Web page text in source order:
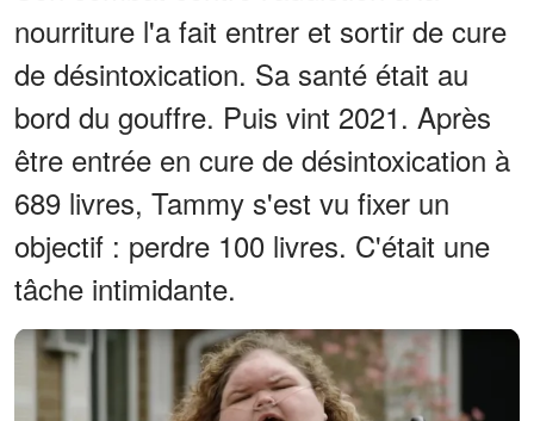
nourriture l'a fait entrer et sortir de cure
de désintoxication. Sa santé était au
bord du gouffre. Puis vint 2021. Après
être entrée en cure de désintoxication à
689 livres, Tammy s'est vu fixer un
objectif : perdre 100 livres. C'était une
tâche intimidante.